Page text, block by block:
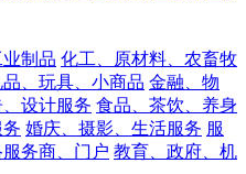
制品 化工、原材料、农畜牧
品、玩具、小商品 金融、物
设计服务 食品、茶饮、养身
婚庆、摄影、生活服务 服
服务商、门户 教育、政府、机